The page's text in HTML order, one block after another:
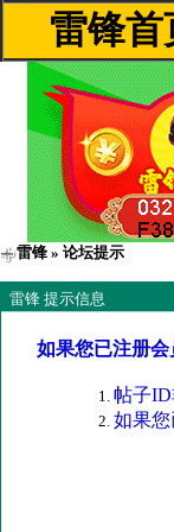
雷锋首
雷锋 » 论坛提示
雷锋 提示信息
如果您已注册
帖子
如果